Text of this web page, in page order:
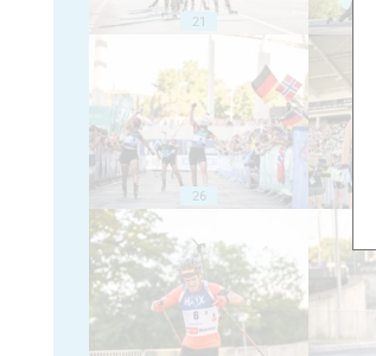
21
26